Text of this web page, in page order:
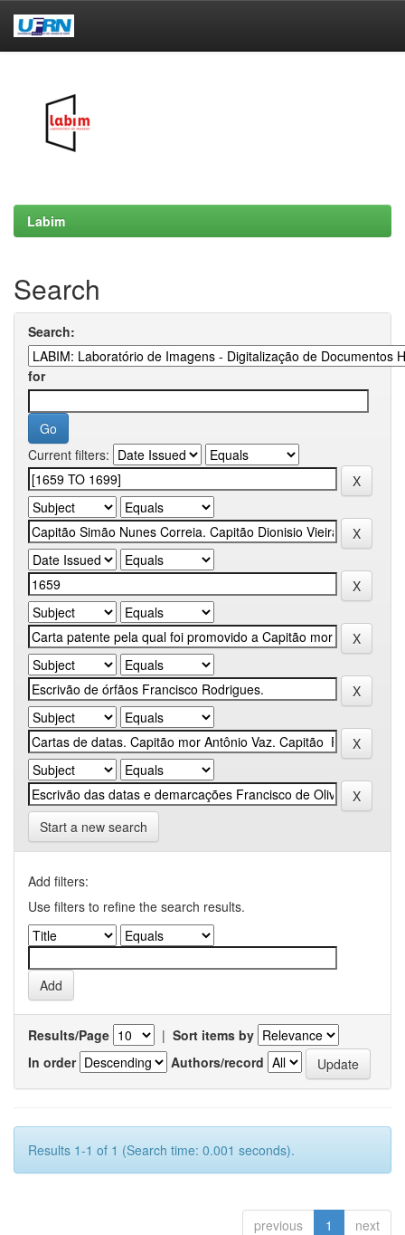
Labim
Search
Search:
for
Current filters:
Start a new search
Add filters:
Use filters to refine the search results.
Results/Page | Sort items by
In order
Authors/record
Results 1-1 of 1 (Search time: 0.001 seconds).
previous 1 next